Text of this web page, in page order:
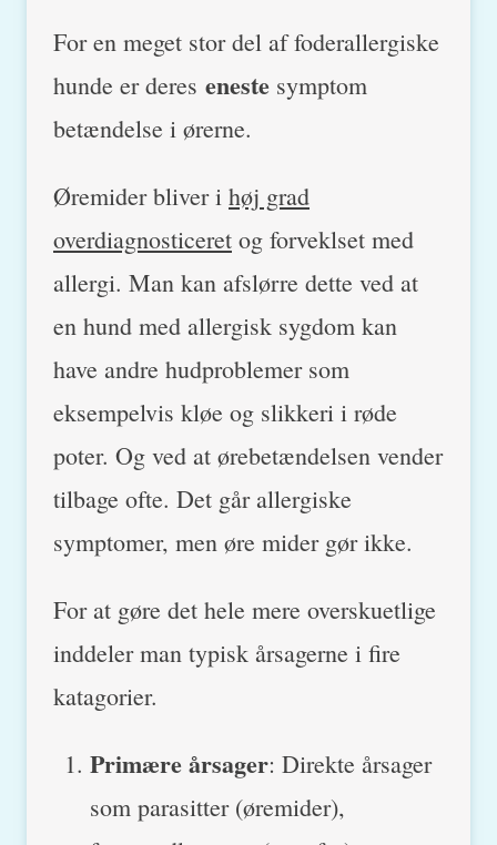
For en meget stor del af foderallergiske
hunde er deres eneste symptom
betændelse i ørerne.
Øremider bliver i høj grad
overdiagnosticeret og forveklset med
allergi. Man kan afslørre dette ved at
en hund med allergisk sygdom kan
have andre hudproblemer som
eksempelvis kløe og slikkeri i røde
poter. Og ved at ørebetændelsen vender
tilbage ofte. Det går allergiske
symptomer, men øre mider gør ikke.
For at gøre det hele mere overskuetlige
inddeler man typisk årsagerne i fire
katagorier.
Primære årsager: Direkte årsager
som parasitter (øremider),